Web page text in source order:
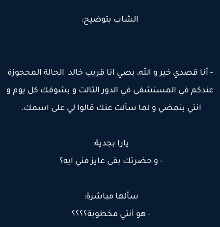
الشاب بتوضيح:
أنا قصدي خير و الله، بصي انا قريب خالد الحالة المحجوزة
في المستشفى في الدور التالت و بشوفك كل يوم و
انتي بتمضي و لما سألت عنك قالوا لي على اسمك.
يارا بجدية:
- و حضرتك بقى عايز مني ايه؟
سألها مباشرة:
- هو أنتي مخطوبة؟؟؟؟